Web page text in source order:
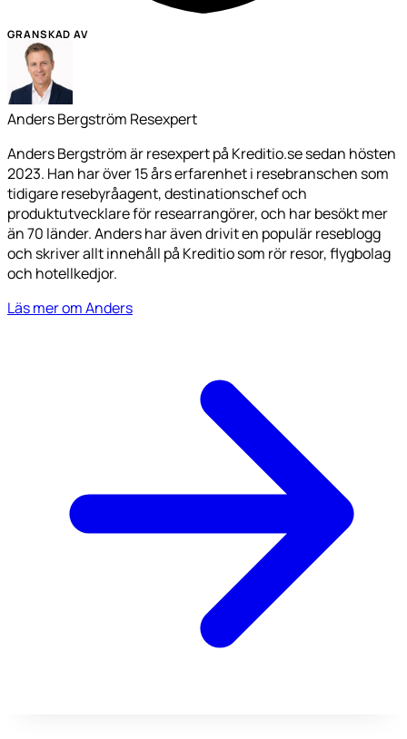
GRANSKAD AV
Anders Bergström Resexpert
Anders Bergström är resexpert på Kreditio.se sedan hösten
2023. Han har över 15 års erfarenhet i resebranschen som
tidigare resebyråagent, destinationschef och
produktutvecklare för researrangörer, och har besökt mer
än 70 länder. Anders har även drivit en populär reseblogg
och skriver allt innehåll på Kreditio som rör resor, flygbolag
och hotellkedjor.
Läs mer om Anders